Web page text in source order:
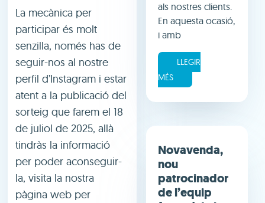
La mecànica per
participar és molt
senzilla, només has de
seguir-nos al nostre
perfil d’Instagram i estar
atent a la publicació del
sorteig que farem el 18
de juliol de 2025, allà
tindràs la informació
per poder aconseguir-
la, visita la nostra
pàgina web per
als nostres clients.
En aquesta ocasió,
i amb
LLEGIR
MÉS
Novavenda,
nou
patrocinador
de l’equip